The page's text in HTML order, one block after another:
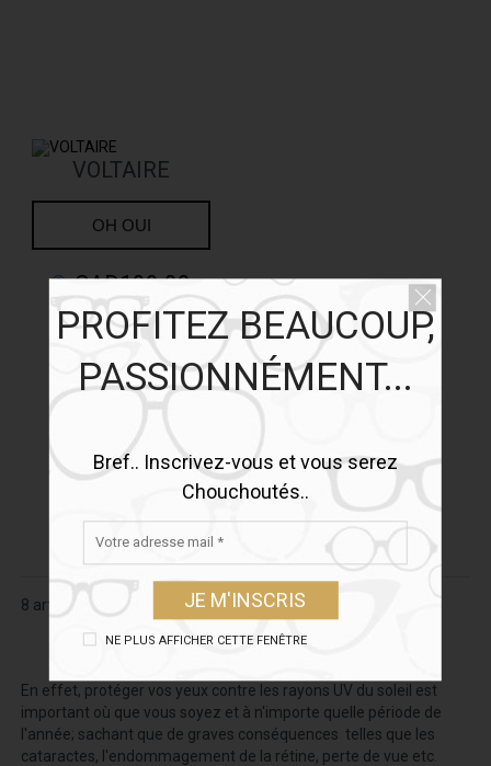
VOLTAIRE
OH OUI
CAD199.00
8 article(s)
En effet, protéger vos yeux contre les rayons UV du soleil est
important où que vous soyez et à n'importe quelle période de
l'année; sachant que de graves conséquences telles que les
cataractes, l'endommagement de la rétine, perte de vue etc.
PROFITEZ BEAUCOUP,
PASSIONNÉMENT...
Bref.. Inscrivez-vous et vous serez
Chouchoutés..
NE PLUS AFFICHER CETTE FENÊTRE